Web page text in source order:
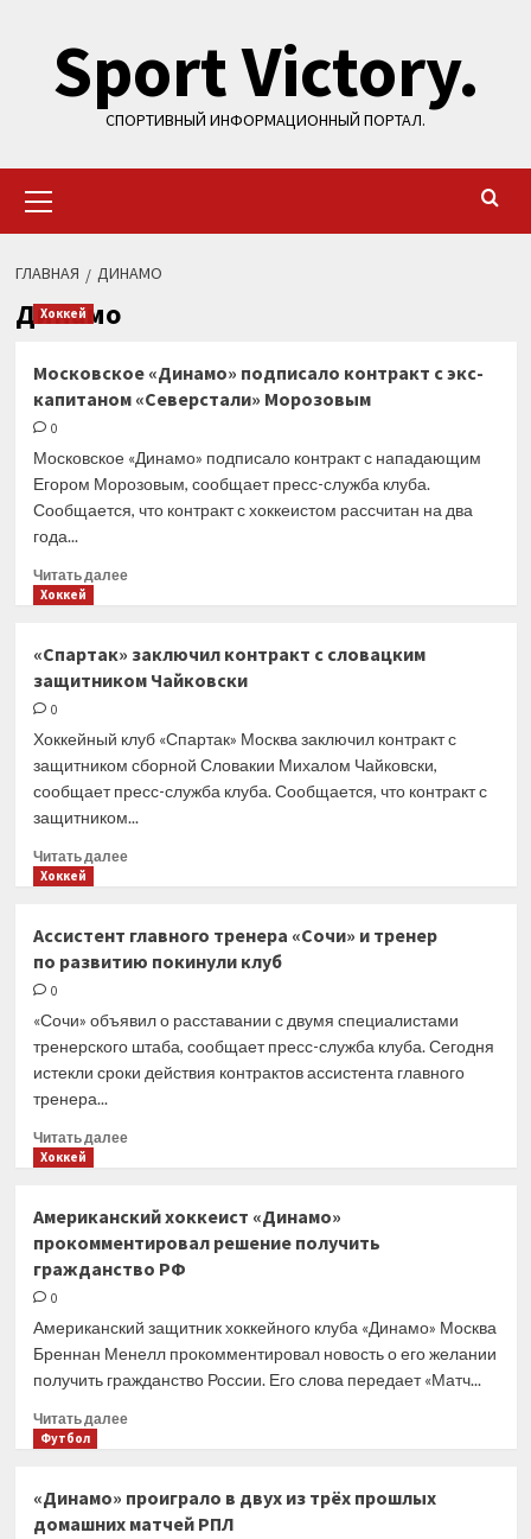
содержимому
Sport Victory.
СПОРТИВНЫЙ ИНФОРМАЦИОННЫЙ ПОРТАЛ.
меню
ГЛАВНАЯ ДИНАМО
Динамо
Хоккей
Московское «Динамо» подписало контракт с экс-
капитаном «Северстали» Морозовым
0
Московское «Динамо» подписало контракт с нападающим
Егором Морозовым, сообщает пресс-служба клуба.
Сообщается, что контракт с хоккеистом рассчитан на два
года...
Читать далееПрочитать
«Динамо»
подписало
с экс-
капитаном
«Северстали»
Морозовым
Хоккей
«Спартак» заключил контракт с словацким
защитником Чайковски
0
Хоккейный клуб «Спартак» Москва заключил контракт с
защитником сборной Словакии Михалом Чайковски,
сообщает пресс-служба клуба. Сообщается, что контракт с
защитником...
Читать далееПрочитать
заключил
контракт
Чайковски
Хоккей
Ассистент главного тренера «Сочи» и тренер
по развитию покинули клуб
0
«Сочи» объявил о расставании с двумя специалистами
тренерского штаба, сообщает пресс-служба клуба. Сегодня
истекли сроки действия контрактов ассистента главного
тренера...
Читать далееПрочитать
главного
тренера
«Сочи»
покинули
клуб
Хоккей
Американский хоккеист «Динамо»
прокомментировал решение получить
гражданство РФ
0
Американский защитник хоккейного клуба «Динамо» Москва
Бреннан Менелл прокомментировал новость о его желании
получить гражданство России. Его слова передает «Матч...
Читать далееПрочитать
хоккеист
«Динамо»
Футбол
«Динамо» проиграло в двух из трёх прошлых
домашних матчей РПЛ